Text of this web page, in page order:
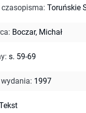
czasopisma: Toruńskie
: Boczar, Michał
: s. 59-69
: 1997